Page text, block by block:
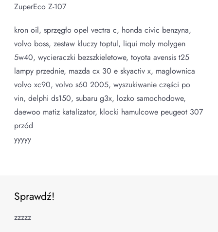
ZuperEco Z-107
kron oil, sprzęgło opel vectra c, honda civic benzyna,
volvo boss, zestaw kluczy toptul, liqui moly molygen
5w40, wycieraczki bezszkieletowe, toyota avensis t25
lampy przednie, mazda cx 30 e skyactiv x, maglownica
volvo xc90, volvo s60 2005, wyszukiwanie części po
vin, delphi ds150, subaru g3x, lozko samochodowe,
daewoo matiz katalizator, klocki hamulcowe peugeot 307
przód
yyyyy
Sprawdź!
zzzzz